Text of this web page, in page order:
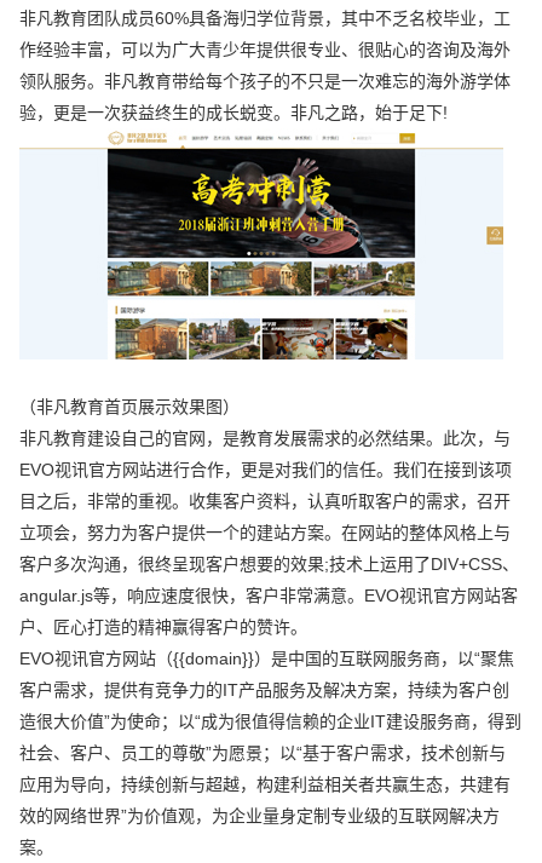
非凡教育团队成员60%具备海归学位背景，其中不乏名校毕业，工
作经验丰富，可以为广大青少年提供很专业、很贴心的咨询及海外
领队服务。非凡教育带给每个孩子的不只是一次难忘的海外游学体
验，更是一次获益终生的成长蜕变。非凡之路，始于足下!
（非凡教育首页展示效果图）
非凡教育建设自己的官网，是教育发展需求的必然结果。此次，与
EVO视讯官方网站进行合作，更是对我们的信任。我们在接到该项
目之后，非常的重视。收集客户资料，认真听取客户的需求，召开
立项会，努力为客户提供一个的建站方案。在网站的整体风格上与
客户多次沟通，很终呈现客户想要的效果;技术上运用了DIV+CSS、
angular.js等，响应速度很快，客户非常满意。EVO视讯官方网站客
户、匠心打造的精神赢得客户的赞许。
EVO视讯官方网站（{{domain}}）是中国的互联网服务商，以“聚焦
客户需求，提供有竞争力的IT产品服务及解决方案，持续为客户创
造很大价值”为使命；以“成为很值得信赖的企业IT建设服务商，得到
社会、客户、员工的尊敬”为愿景；以“基于客户需求，技术创新与
应用为导向，持续创新与超越，构建利益相关者共赢生态，共建有
效的网络世界”为价值观，为企业量身定制专业级的互联网解决方
案。